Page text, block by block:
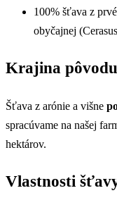
100% šťava z
obyčajnej
Krajina pôvodu
Šťava z arónie a višne
spracúvame na našej
hektárov.
Vlastnosti